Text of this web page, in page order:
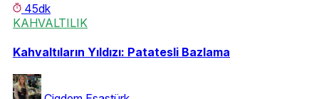
45dk
KAHVALTILIK
Kahvaltıların Yıldızı: Patatesli Bazlama